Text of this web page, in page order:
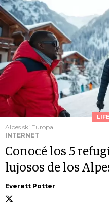
Alpes ski Europa
INTERNET
Conocé los 5
lujosos de los
Everett Potter